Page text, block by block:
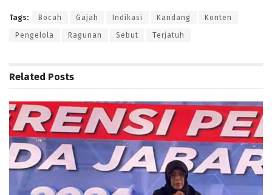
Tags: Bocah Gajah Indikasi Kandang Konten
Pengelola Ragunan Sebut Terjatuh
Related Posts